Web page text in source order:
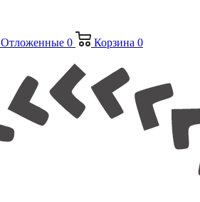
Отложенные 0 Корзина 0